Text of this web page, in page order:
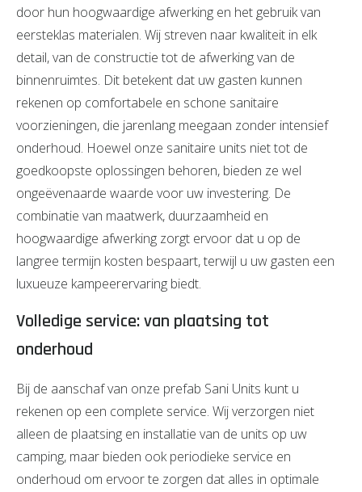
door hun hoogwaardige afwerking en het gebruik van
eersteklas materialen. Wij streven naar kwaliteit in elk
detail, van de constructie tot de afwerking van de
binnenruimtes. Dit betekent dat uw gasten kunnen
rekenen op comfortabele en schone sanitaire
voorzieningen, die jarenlang meegaan zonder intensief
onderhoud. Hoewel onze sanitaire units niet tot de
goedkoopste oplossingen behoren, bieden ze wel
ongeëvenaarde waarde voor uw investering. De
combinatie van maatwerk, duurzaamheid en
hoogwaardige afwerking zorgt ervoor dat u op de
langree termijn kosten bespaart, terwijl u uw gasten een
luxueuze kampeerervaring biedt.
Volledige service: van plaatsing tot
onderhoud
Bij de aanschaf van onze prefab Sani Units kunt u
rekenen op een complete service. Wij verzorgen niet
alleen de plaatsing en installatie van de units op uw
camping, maar bieden ook periodieke service en
onderhoud om ervoor te zorgen dat alles in optimale